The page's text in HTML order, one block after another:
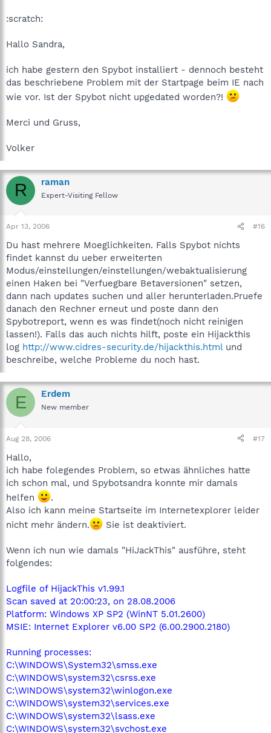
:scratch:
Hallo Sandra,
ich habe gestern den Spybot installiert - dennoch besteht
das beschriebene Problem mit der Startpage beim IE nach
wie vor. Ist der Spybot nicht upgedated worden?!
Merci und Gruss,
Volker
R raman
Expert-Visiting Fellow
Apr 13, 2006 #16
Du hast mehrere Moeglichkeiten. Falls Spybot nichts
findet kannst du ueber erweiterten
Modus/einstellungen/einstellungen/webaktualisierung
einen Haken bei "Verfuegbare Betaversionen" setzen,
dann nach updates suchen und aller herunterladen.Pruefe
danach den Rechner erneut und poste dann den
Spybotreport, wenn es was findet(noch nicht reinigen
lassen!). Falls das auch nichts hilft, poste ein Hijackthis
log http://www.cidres-security.de/hijackthis.htmlund
beschreibe, welche Probleme du noch hast.
E Erdem
New member
Aug 28, 2006 #17
Hallo,
ich habe folegendes Problem, so etwas ähnliches hatte
ich schon mal, und Spybotsandra konnte mir damals
helfen
.
Also ich kann meine Startseite im Internetexplorer leider
nicht mehr ändern.
Sie ist deaktiviert.
Wenn ich nun wie damals "HiJackThis" ausführe, steht
folgendes:
Logfile of HijackThis v1.99.1
Scan saved at 20:00:23, on 28.08.2006
Platform: Windows XP SP2 (WinNT 5.01.2600)
MSIE: Internet Explorer v6.00 SP2 (6.00.2900.2180)
Running processes:
C:\WINDOWS\System32\smss.exe
C:\WINDOWS\system32\csrss.exe
C:\WINDOWS\system32\winlogon.exe
C:\WINDOWS\system32\services.exe
C:\WINDOWS\system32\lsass.exe
C:\WINDOWS\system32\svchost.exe